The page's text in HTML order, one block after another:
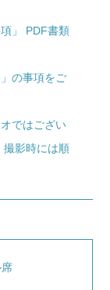
」 PDF書類
の事項をご
ではござい
撮影時には順